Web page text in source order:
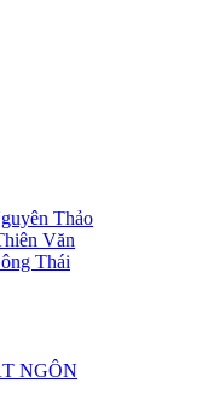
Thảo
Văn
Thái
NGÔN